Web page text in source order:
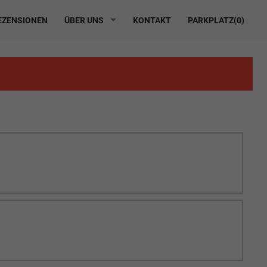
ÜBER UNS KONTAKT PARKPLATZ(0)